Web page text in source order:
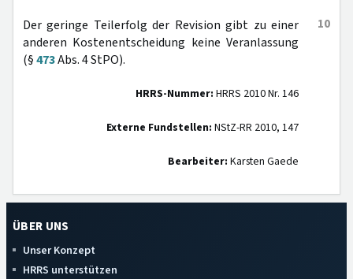
10
Der geringe Teilerfolg der Revision gibt zu einer
anderen Kostenentscheidung keine Veranlassung
(§473Abs. 4 StPO).
HRRS-Nummer: HRRS 2010 Nr. 146
Externe Fundstellen: NStZ-RR 2010, 147
Bearbeiter: Karsten Gaede
ÜBER UNS
Unser Konzept
HRRS unterstützen